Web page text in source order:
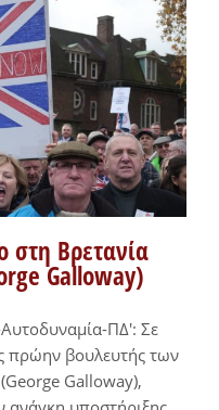
Βρετανία
Galloway)
ΠΔ': Σε
πρώην βουλευτής των
Galloway),